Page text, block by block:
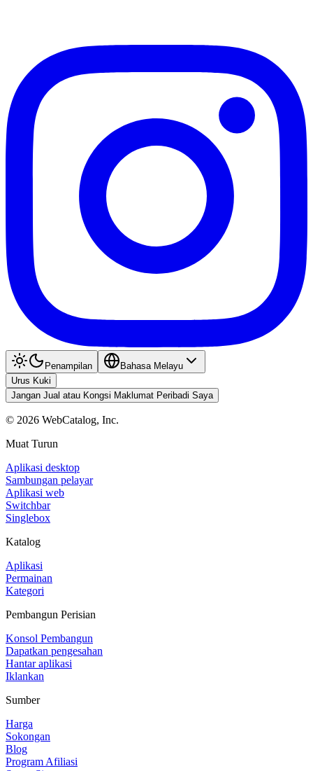
Penampilan
Bahasa Melayu
Urus Kuki
Jangan Jual atau Kongsi Maklumat Peribadi Saya
© 2026 WebCatalog, Inc.
Muat Turun
Aplikasi desktop
Sambungan pelayar
Aplikasi web
Switchbar
Singlebox
Katalog
Aplikasi
Permainan
Kategori
Pembangun Perisian
Konsol Pembangun
Dapatkan pengesahan
Hantar aplikasi
Iklankan
Sumber
Harga
Sokongan
Blog
Program Afiliasi